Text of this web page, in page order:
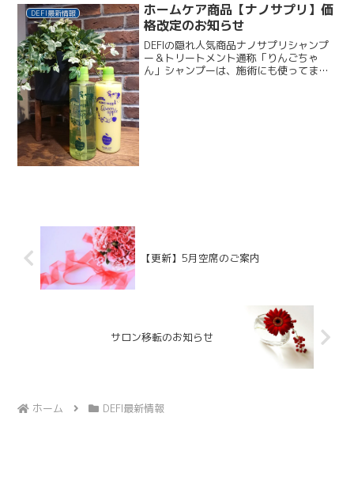
DEFI最新情報
ホームケア商品【ナノサプリ】価
格改定のお知らせ
DEFIの隠れ人気商品ナノサプリシャンプ
ー＆トリートメント通称「りんごちゃ
ん」シャンプーは、施術にも使ってま
【更新】5月空席のご案内
サロン移転のお知らせ
ホーム DEFI最新情報